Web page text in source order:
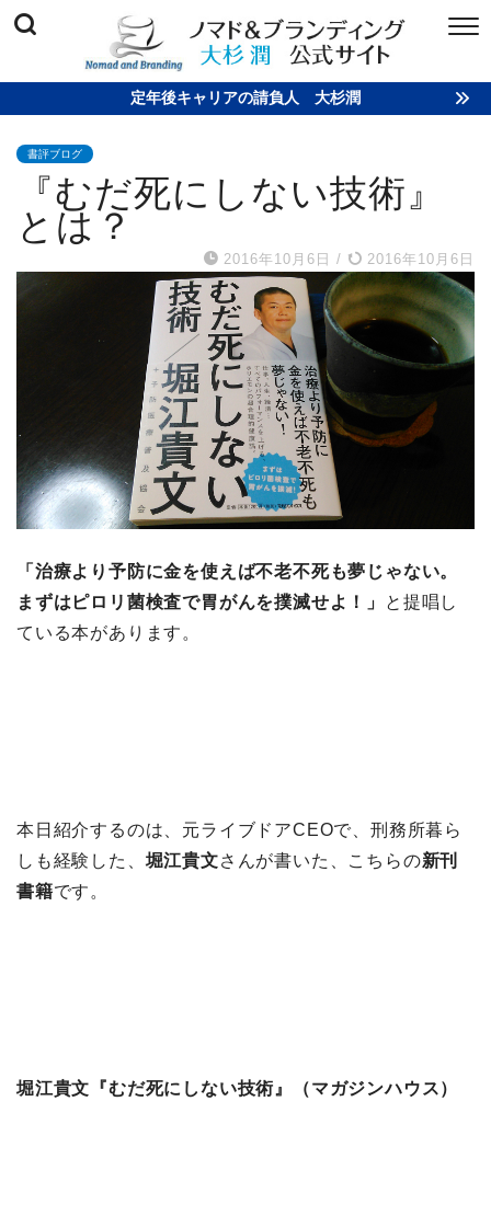
定年後キャリアの請負人 大杉潤
書評ブログ
『むだ死にしない技術』
とは？
2016年10月6日 / 2016年10月6日
「治療より予防に金を使えば不老不死も夢じゃない。
まずはピロリ菌検査で胃がんを撲滅せよ！」
と提唱し
ている本があります。
本日紹介するのは、元ライブドアCEOで、刑務所暮ら
しも経験した、 堀江貴文さんが書いた、こちらの新刊
書籍です。
堀江貴文『むだ死にしない技術』（マガジンハウス）